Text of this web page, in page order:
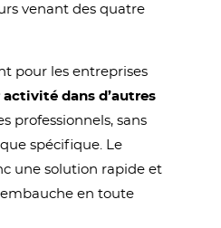
venant des quatre
pour les entreprises
dans d’autres
professionnels, sans
spécifique. Le
une solution rapide et
en toute